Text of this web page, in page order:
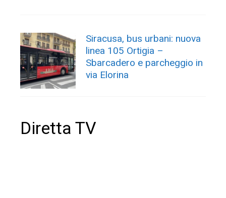
Siracusa, bus urbani: nuova
linea 105 Ortigia –
Sbarcadero e parcheggio in
via Elorina
Diretta TV